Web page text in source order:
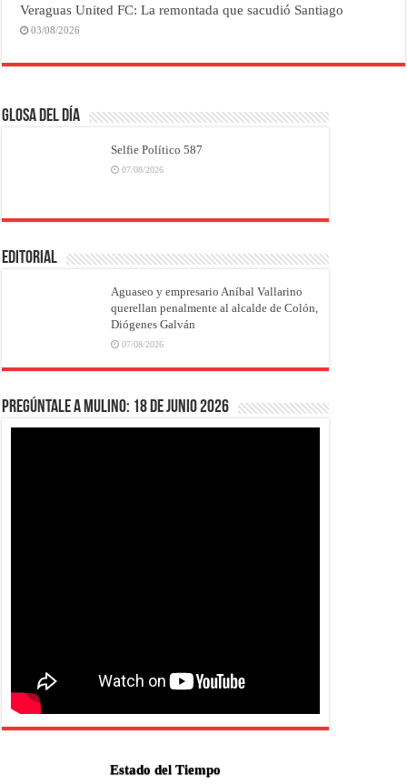
Veraguas United FC: La remontada que sacudió Santiago
03/08/2026
Glosa del Día
Selfie Político 587
07/08/2026
EDITORIAL
Aguaseo y empresario Aníbal Vallarino
querellan penalmente al alcalde de Colón,
Diógenes Galván
07/08/2026
Pregúntale a Mulino: 18 de junio 2026
Estado del Tiempo